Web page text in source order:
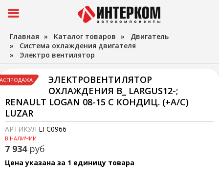
Главная » Каталог товаров » Двигатель
» Система охлаждения двигателя
» Электро вентилятор
ЭЛЕКТРОВЕНТИЛЯТОР
ОХЛАЖДЕНИЯ В_ LARGUS12-;
RENAULT LOGAN 08-15 С КОНДИЦ. (+A/C)
LUZAR
АРТИКУЛ LFC0966
В НАЛИЧИИ
7 934 руб
Цена указана за 1 единицу товара